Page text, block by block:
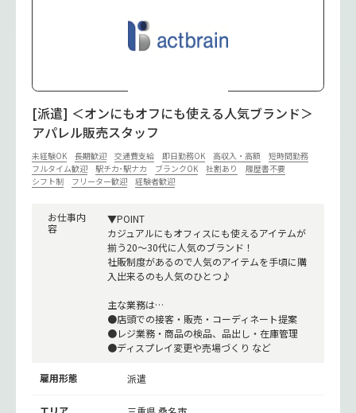
[派遣] ＜オンにもオフにも使える人気ブランド＞
アパレル販売スタッフ
未経験OK 長期歓迎 交通費支給 即日勤務OK 高収入・高額
短時間勤務
フルタイム歓迎
駅チカ･駅ナカ ブランクOK 社割あり
履歴書不要
シフト制
フリーター歓迎 経験者歓迎
お仕事内
容
▼POINT
カジュアルにもオフィスにも使えるアイテムが
揃う20～30代に人気のブランド！
社販制度があるので人気のアイテムを手頃に購
入出来るのも人気のひとつ♪
主な業務は…
●店頭での接客・販売・コーディネート提案
●レジ業務・商品の検品、品出し・在庫管理
●ディスプレイ変更や売場づくり など
雇用形態 派遣
エリア